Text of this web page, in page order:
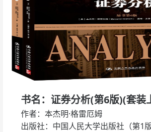
书名：证券分析(第6版)(套装
作者：本杰明·格雷厄姆
出版社：中国人民大学出版社（第1版